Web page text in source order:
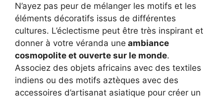
N’ayez pas peur de mélanger les motifs et les
éléments décoratifs issus de différentes
cultures. L’éclectisme peut être très inspirant et
donner à votre véranda une ambiance
cosmopolite et ouverte sur le monde.
Associez des objets africains avec des textiles
indiens ou des motifs aztèques avec des
accessoires d’artisanat asiatique pour créer un